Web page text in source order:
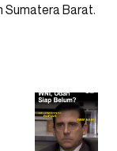
Sumatera Barat.